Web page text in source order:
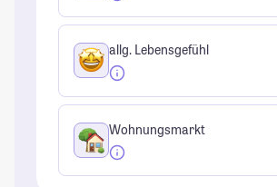
allg. Lebensgefühl
Wohnungsmarkt